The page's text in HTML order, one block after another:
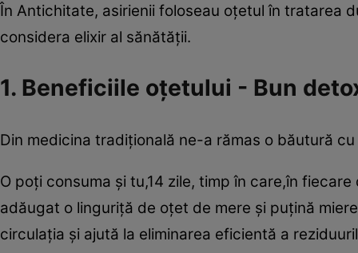
În Antichitate, asirienii foloseau oţetul în tratarea
considera elixir al sănătăţii.
1. Beneficiile oţetului - Bun
Din medicina tradiţională ne-a rămas o băutură
O poţi consuma şi tu,14 ­zile, timp în care,în
adăugat o linguriţă de oţet de mere şi puţină
circulaţia şi ajută la eliminarea eficientă a